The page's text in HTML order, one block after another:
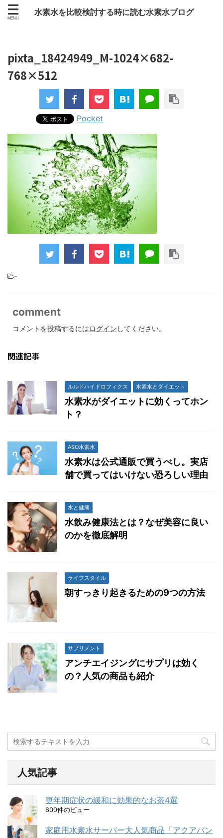
水素水を比較検討する時に読む水素水ブログ
pixta_18424949_M-1024×682-
768×512
Pocket
-
comment
コメントを投稿するにはログイン してください。
関連記事
ルルドハイドロフィクス 水素水とダイエット
水素水がダイエットに効くってホン
ト？
ASO水素水
水素水は公式通販で買うべし。実店
舗で買ってはいけない恐ろしい理由
水と健康
水飲み健康法とは？なぜ美容に良い
のかを徹底解明
ライフスタイル
朝すっきり起きるための9つの方法
サプリメント
アンチエイジングにサプリは効く
の？人気の商品も紹介
人気記事
更年期症状の緩和に効果的なお茶4選
600件のビュー
家庭用水素水サーバー大人気商品「アクアバン